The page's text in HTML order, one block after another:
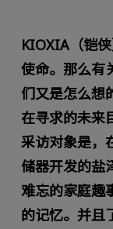
KIOXIA（铠
使命。那么有
们又是怎么想
在寻求的未来
采访对象是，
储器开发的盐
难忘的家庭趣
的记忆。并且